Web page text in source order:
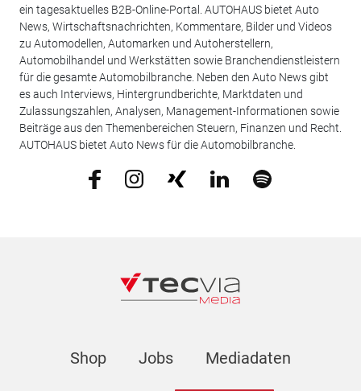
ein tagesaktuelles B2B-Online-Portal. AUTOHAUS bietet Auto
News, Wirtschaftsnachrichten, Kommentare, Bilder und Videos
zu Automodellen, Automarken und Autoherstellern,
Automobilhandel und Werkstätten sowie Branchendienstleistern
für die gesamte Automobilbranche. Neben den Auto News gibt
es auch Interviews, Hintergrundberichte, Marktdaten und
Zulassungszahlen, Analysen, Management-Informationen sowie
Beiträge aus den Themenbereichen Steuern, Finanzen und Recht.
AUTOHAUS bietet Auto News für die Automobilbranche.
Shop Jobs Mediadaten